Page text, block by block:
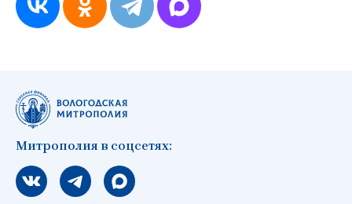
Митрополия в соцсетях:
Мы вконтакте
Мы в telegram
Мы в Макс